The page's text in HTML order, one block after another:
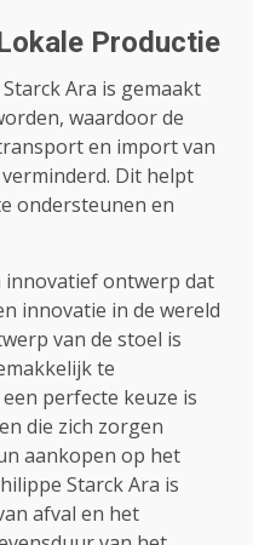
Productie
Ara is gemaakt
waardoor de
en import van
Dit helpt
ondersteunen en
innovatief ontwerp dat
innovatie in de wereld
van de stoel is
te
perfecte keuze is
die zich zorgen
aankopen op het
Starck Ara is
afval en het